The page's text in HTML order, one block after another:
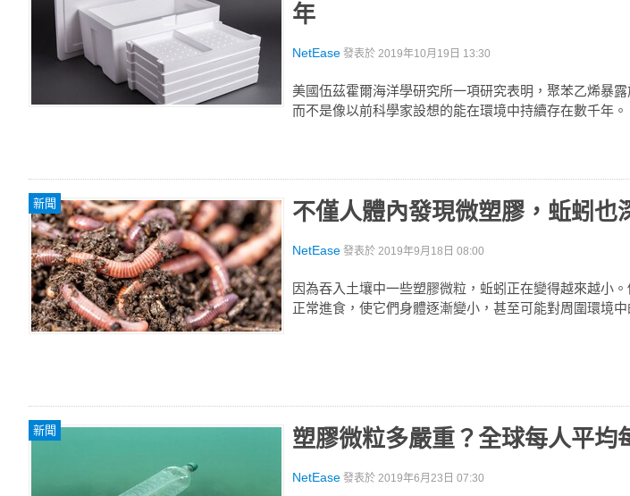
年
NetEase 發表於 2019年10月19日 13:30
美國伍茲霍爾海洋學研究所一項研究表明，聚苯乙烯暴
而不是像以前科學家設想的能在環境中持續存在數千年。
新聞 不僅人體內發現微塑膠，蚯蚓也
NetEase 發表於 2019年9月18日 08:00
因為吞入土壤中一些塑膠微粒，蚯蚓正在變得越來越小
正常進食，使它們身體逐漸變小，甚至可能對周圍環境
新聞 塑膠微粒多嚴重？全球每人平均
NetEase 發表於 2019年6月23日 07:30